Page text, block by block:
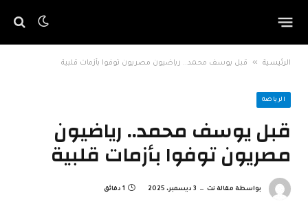
الرئيسية » قبل يوسف محمد.. رياضيون مصريون توفوا بأزمات قلبية
الرياضة
قبل يوسف محمد.. رياضيون
مصريون توفوا بأزمات قلبية
بواسطة مقالة نت 3 ديسمبر، 2025 1 دقائق